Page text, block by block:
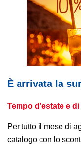
AREA AGENTI
È arrivata la
Tempo d’estate e
Per tutto il mese di
catalogo con lo